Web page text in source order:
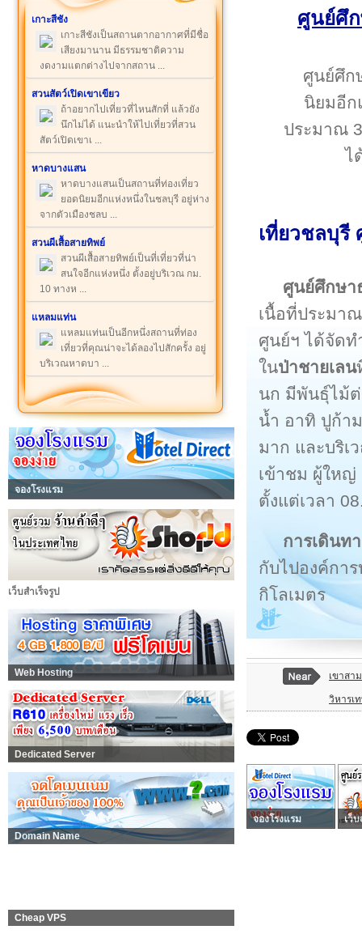
เกาะสีชัง
เกาะสีชังเป็นสถานตากอากาศที่มีชื่อ
เสียงมานาน มีธรรมชาติความ
งดงามแตกต่างไปจากสถาน ...
สวนสัตว์เปิดเขาเขียว
ถ้าอยากไปเที่ยวที่ไหนสักที่ แล้วยัง
นึกไม่ได้ แนะนำให้ไปเที่ยวที่สวน
สัตว์เปิดเขาเ ...
หาดบางแสน
หาดบางแสนเป็นสถานที่ท่องเที่ยว
ยอดนิยมอีกแห่งหนึ่งในชลบุรี อยู่ห่าง
จากตัวเมืองชลบ ...
สวนผีเสื้อสายทิพย์
สวนผีเสื้อสายทิพย์เป็นที่เที่ยวที่น่า
สนใจอีกแห่งหนึ่ง ตั้งอยู่บริเวณ กม.
10 ทางห ...
แหลมแท่น
แหลมแท่นเป็นอีกหนึ่งสถานที่ท่อง
เที่ยวที่คุณน่าจะได้ลองไปสักครั้ง อยู่
บริเวณหาดบา ...
จองโรงแรม
เว็บสำเร็จรูป
Web Hosting
Dedicated Server
Domain Name
Cheap VPS
ศูนย์ศึ
ศูนย์ศึก
นิยมอีก
ประมาณ
ไ
เที่ยวชลบุรี
ศูนย์ศึกษา
เนื้อที่ประมา
ศูนย์ฯ ได้จัดท
ในป่าชายเลน
นก มีพันธุ์ไม้ต่
น้ำ อาทิ ปูก้า
มาก และบริเ
เข้าชม ผู้ใหญ่
ตั้งแต่เวลา
การเดินท
กับไปองค์กา
กิโลเมตร
เขาสา
วิหารเ
จองโรงแรม เว็บ